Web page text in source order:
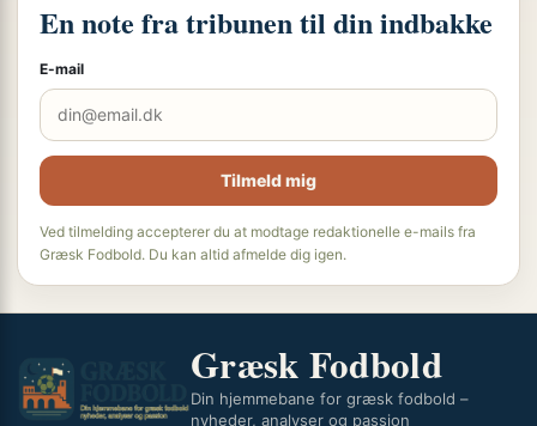
En note fra tribunen til din indbakke
E-mail
Tilmeld mig
Ved tilmelding accepterer du at modtage redaktionelle e-mails fra
Græsk Fodbold. Du kan altid afmelde dig igen.
Græsk Fodbold
Din hjemmebane for græsk fodbold –
nyheder, analyser og passion